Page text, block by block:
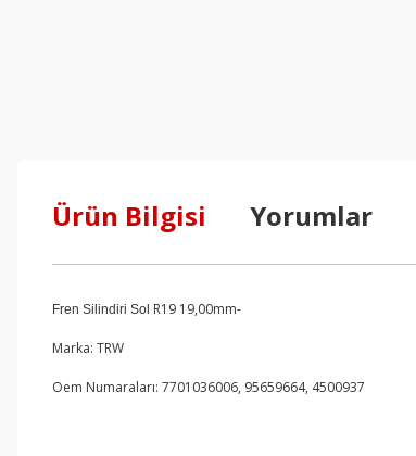
Ürün Bilgisi Yorumlar
Fren Silindiri Sol R19 19,00mm-
Marka: TRW
Oem Numaraları: 7701036006, 95659664, 4500937